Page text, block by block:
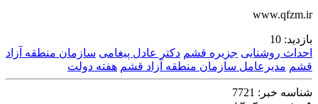
www.qfzm.ir
بازدید: 10
احداث روشنایی جزیره قشم دکتر عادل پیغامی سازمان منطقه آزاد
قشم مدیرعامل سازمان منطقه آزاد قشم هفته دولت
شناسه خبر: